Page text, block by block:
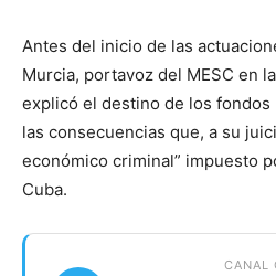
Antes del inicio de las
Murcia, portavoz del MESC en
explicó el destino de los fondos
las consecuencias que, a su
económico criminal” impuesto
Cuba.
CANAL